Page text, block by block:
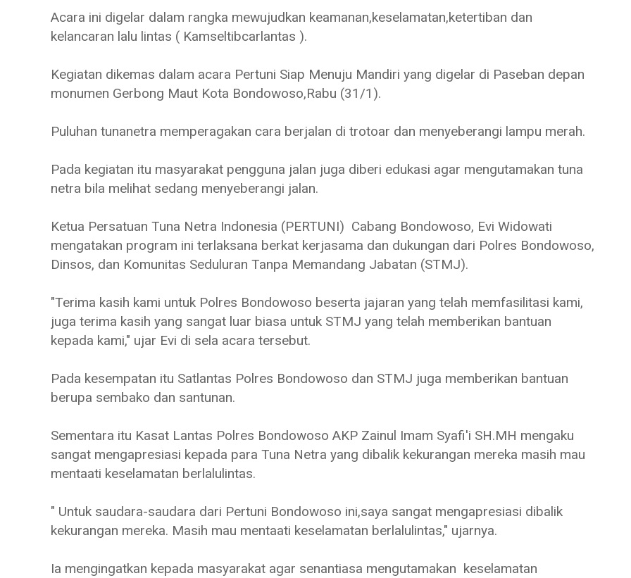
Acara ini digelar dalam rangka mewujudkan keamanan,keselamatan,ketertiban dan
kelancaran lalu lintas ( Kamseltibcarlantas ).
Kegiatan dikemas dalam acara Pertuni Siap Menuju Mandiri yang digelar di Paseban depan
monumen Gerbong Maut Kota Bondowoso,Rabu (31/1).
Puluhan tunanetra memperagakan cara berjalan di trotoar dan menyeberangi lampu merah.
Pada kegiatan itu masyarakat pengguna jalan juga diberi edukasi agar mengutamakan tuna
netra bila melihat sedang menyeberangi jalan.
Ketua Persatuan Tuna Netra Indonesia (PERTUNI) Cabang Bondowoso, Evi Widowati
mengatakan program ini terlaksana berkat kerjasama dan dukungan dari Polres Bondowoso,
Dinsos, dan Komunitas Seduluran Tanpa Memandang Jabatan (STMJ).
"Terima kasih kami untuk Polres Bondowoso beserta jajaran yang telah memfasilitasi kami,
juga terima kasih yang sangat luar biasa untuk STMJ yang telah memberikan bantuan
kepada kami," ujar Evi di sela acara tersebut.
Pada kesempatan itu Satlantas Polres Bondowoso dan STMJ juga memberikan bantuan
berupa sembako dan santunan.
Sementara itu Kasat Lantas Polres Bondowoso AKP Zainul Imam Syafi'i SH.MH mengaku
sangat mengapresiasi kepada para Tuna Netra yang dibalik kekurangan mereka masih mau
mentaati keselamatan berlalulintas.
" Untuk saudara-saudara dari Pertuni Bondowoso ini,saya sangat mengapresiasi dibalik
kekurangan mereka. Masih mau mentaati keselamatan berlalulintas," ujarnya.
Ia mengingatkan kepada masyarakat agar senantiasa mengutamakan keselamatan